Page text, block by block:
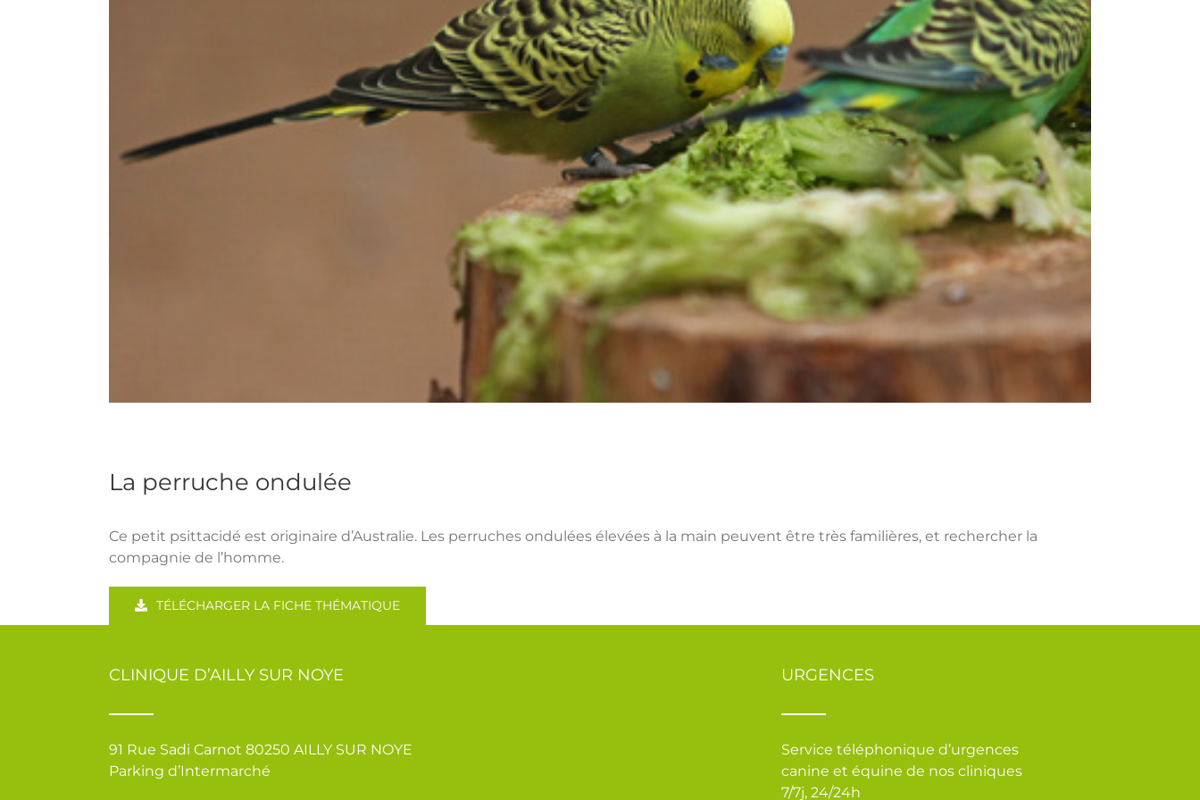
La perruche ondulée
Ce petit psittacidé est originaire d’Australie. Les perruches ondulées élevées à la main peuvent être très familières, et rechercher la
compagnie de l’homme.
TÉLÉCHARGER LA FICHE THÉMATIQUE
CLINIQUE D’AILLY SUR NOYE
91 Rue Sadi Carnot 80250 AILLY SUR NOYE
Parking d’Intermarché
URGENCES
Service téléphonique d’urgences
canine et équine de nos cliniques
7/7j, 24/24h